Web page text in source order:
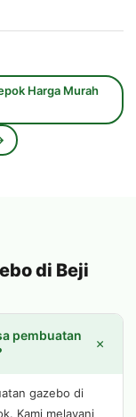
Harga Murah
di Beji
pembuatan
+
gazebo di
Kami melayani